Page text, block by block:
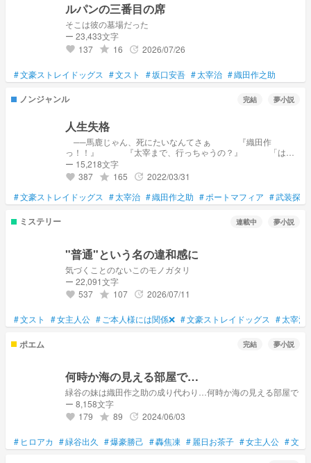
ルパンの三番目の席
そこは彼の墓場だった
ー 23,433文字
favorite 137 grade 16 update 2026/07/26
#文豪ストレイドッグス #文スト #坂口安吾 #太宰治 #織田作之助
ノンジャンル 完結 夢小説
人生失格
──馬鹿じゃん、死にたいなんてさぁ 『織田作
っ！！』 『太宰まで、行っちゃうの？』 「は
は、君がそんなこと云うなんて珍しいね」 非公開にし
ようか悩んでいるので 期間限定で全体公開です^_^
ー 15,218文字
favorite 387 grade 165 update 2022/03/31
#文豪ストレイドッグス #太宰治 #織田作之助 #ポートマフィア #武装探偵
ミステリー 連載中 夢小説
"普通"という名の違和感に
気づくことのないこのモノガタリ
ー 22,091文字
favorite 537 grade 107 update 2026/07/11
#文スト #女主人公 # ご本人様には関係❌ #文豪ストレイドッグス #太宰治
ポエム 完結 夢小説
何時か海の見える部屋で…
緑谷の妹は織田作之助の成り代わり…何時か海の見える部屋で
ー 8,158文字
favorite 179 grade 89 update 2024/06/03
# ヒロアカ #緑谷出久 #爆豪勝己 #轟焦凍 #麗日お茶子 #女主人公 #文ス